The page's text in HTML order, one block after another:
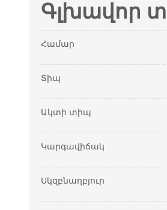
Գլխավոր
Համար
Տիպ
Ակտի տիպ
Կարգավիճակ
Սկզբնաղբյուր